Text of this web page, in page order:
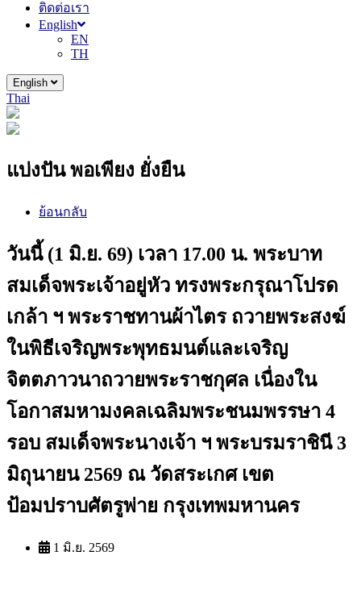
ติดต่อเรา
English
EN
TH
English
Thai
แบ่งปัน พอเพียง ยั่งยืน
ย้อนกลับ
วันนี้ (1 มิ.ย. 69) เวลา 17.00 น. พระบาท
สมเด็จพระเจ้าอยู่หัว ทรงพระกรุณาโปรด
เกล้า ฯ พระราชทานผ้าไตร ถวายพระสงฆ์
ในพิธีเจริญพระพุทธมนต์และเจริญ
จิตตภาวนาถวายพระราชกุศล เนื่องใน
โอกาสมหามงคลเฉลิมพระชนมพรรษา 4
รอบ สมเด็จพระนางเจ้า ฯ พระบรมราชินี 3
มิถุนายน 2569 ณ วัดสระเกศ เขต
ป้อมปราบศัตรูพ่าย กรุงเทพมหานคร
1 มิ.ย. 2569